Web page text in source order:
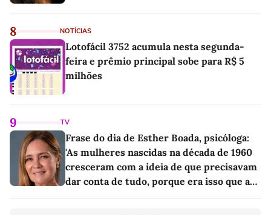
8 NOTÍCIAS
Lotofácil 3752 acumula nesta segunda-
feira e prêmio principal sobe para R$ 5
milhões
9 TV
Frase do dia de Esther Boada, psicóloga:
'As mulheres nascidas na década de 1960
cresceram com a ideia de que precisavam
dar conta de tudo, porque era isso que a